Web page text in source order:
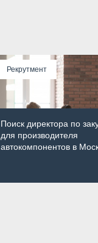
Рекрутмент
Поиск директора по
для производителя
автокомпонентов в